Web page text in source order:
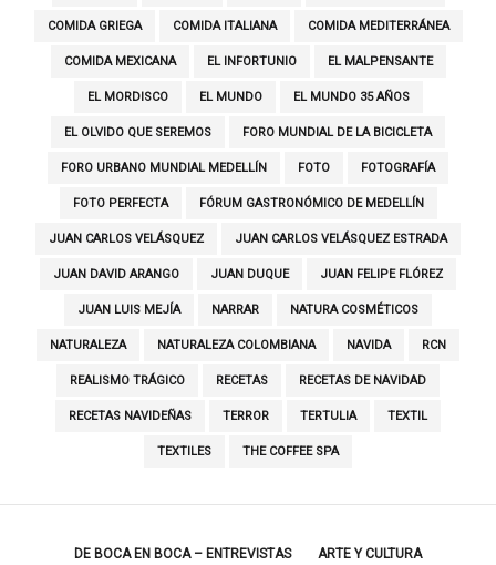
COMIDA GRIEGA COMIDA ITALIANA COMIDA MEDITERRÁNEA
COMIDA MEXICANA EL INFORTUNIO EL MALPENSANTE
EL MORDISCO EL MUNDO EL MUNDO 35 AÑOS
EL OLVIDO QUE SEREMOS FORO MUNDIAL DE LA BICICLETA
FORO URBANO MUNDIAL MEDELLÍN FOTO FOTOGRAFÍA
FOTO PERFECTA FÓRUM GASTRONÓMICO DE MEDELLÍN
JUAN CARLOS VELÁSQUEZ JUAN CARLOS VELÁSQUEZ ESTRADA
JUAN DAVID ARANGO JUAN DUQUE JUAN FELIPE FLÓREZ
JUAN LUIS MEJÍA NARRAR NATURA COSMÉTICOS
NATURALEZA NATURALEZA COLOMBIANA NAVIDA RCN
REALISMO TRÁGICO RECETAS RECETAS DE NAVIDAD
RECETAS NAVIDEÑAS TERROR TERTULIA TEXTIL
TEXTILES THE COFFEE SPA
DE BOCA EN BOCA – ENTREVISTAS ARTE Y CULTURA